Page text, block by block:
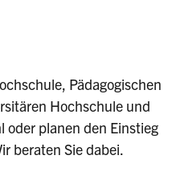
Pädagogischen
Hochschule und
oder planen den Einstieg
beraten Sie dabei.